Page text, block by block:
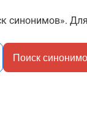
синонимов». Для
Поиск